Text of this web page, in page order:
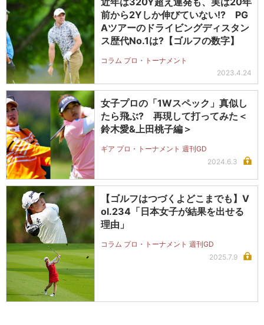
前から2Yしか伸びていない!? PG
Aツアーのドライビングディスタン
ス歴代No.1は?【ゴルフの数字】
コラム プロ・トーナメント
2023.4.24
女子プロの「1Wスペック」真似し
たら飛ぶ? 再現して打ってみた＜
鈴木愛&上田桃子編＞
ギア プロ・トーナメント 週刊GD
2024.6.3
【ゴルフはつづくよどこまでも】V
ol.234「日本女子が結果を出せる
理由」
コラム プロ・トーナメント 週刊GD
2025.7.9